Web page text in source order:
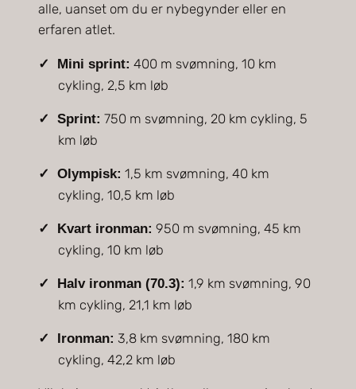
alle, uanset om du er nybegynder eller en
erfaren atlet.
Mini sprint: 400 m svømning, 10 km
cykling, 2,5 km løb
Sprint: 750 m svømning, 20 km cykling, 5
km løb
Olympisk: 1,5 km svømning, 40 km
cykling, 10,5 km løb
Kvart ironman: 950 m svømning, 45 km
cykling, 10 km løb
Halv ironman (70.3): 1,9 km svømning, 90
km cykling, 21,1 km løb
Ironman: 3,8 km svømning, 180 km
cykling, 42,2 km løb